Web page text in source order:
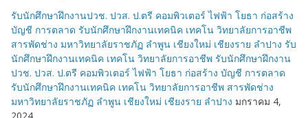
รับนักศึกษาฝึกงานปวช. ปวส. ป.ตรี คอมพิวเตอร์ ไฟฟ้า โยธา ก่อสร้าง
บัญชี การตลาด รับนักศึกษาฝึกงานเทคนิค เทคโน วิทยาลัยการอาชีพ
สารพัดช่าง มหาวิทยาลัยราชภัฏ ลำพูน เชียงใหม่ เชียงราย ลำปาง รับ
นักศึกษาฝึกงานเทคนิค เทคโน วิทยาลัยการอาชีพ รับนักศึกษาฝึกงาน
ปวช. ปวส. ป.ตรี คอมพิวเตอร์ ไฟฟ้า โยธา ก่อสร้าง บัญชี การตลาด
รับนักศึกษาฝึกงานเทคนิค เทคโน วิทยาลัยการอาชีพ สารพัดช่าง
มหาวิทยาลัยราชภัฏ ลำพูน เชียงใหม่ เชียงราย ลำปาง มกราคม 4,